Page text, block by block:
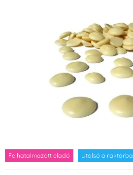
Felhatalmazott eladó Utolsó a raktárba